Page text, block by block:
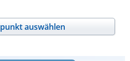
auswählen